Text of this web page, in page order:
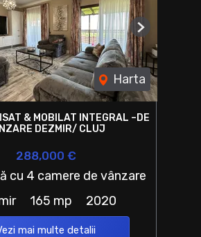
Harta
Next
& MOBILAT INTEGRAL –DE
DEZMIR/ CLUJ
288,000 €
cu 4 camere de vânzare
165 mp 2020
mai multe detalii